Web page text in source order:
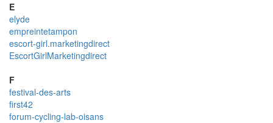
E
elyde
empreintetampon
escort-girl.marketingdirect
EscortGirlMarketingdirect
F
festival-des-arts
first42
forum-cycling-lab-oisans